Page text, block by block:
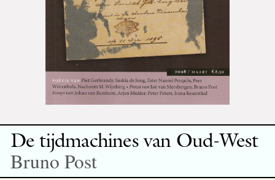
De tijdmachines van Oud-West
Bruno Post